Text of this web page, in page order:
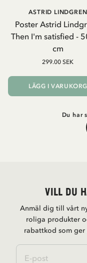
Poster Astrid
Then I'm satisfied -
cm
ASTRID LINDGREN
299.00 SEK
LÄGG I VARUKORG
Du har
Vill du
Anmäl dig till vårt
roliga produkter
rabattkod som